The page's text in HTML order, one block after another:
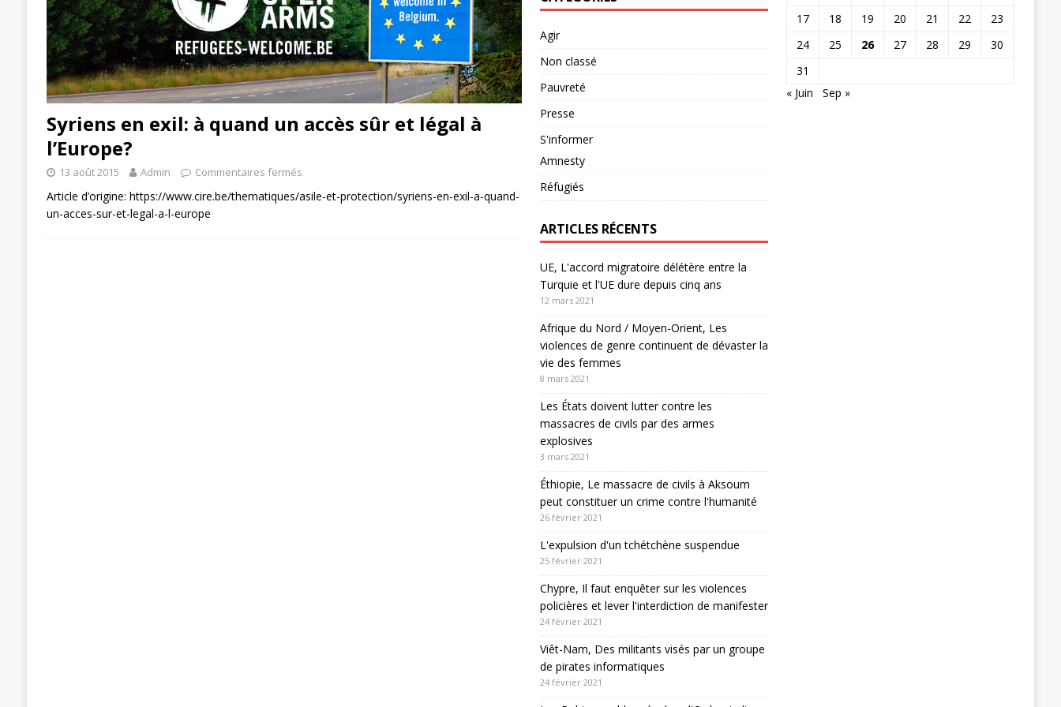
Syriens en exil: à quand un accès sûr et légal à
l’Europe?
13 août 2015 Admin Commentaires fermés
Article d’origine: https://www.cire.be/thematiques/asile-et-protection/syriens-en-exil-a-quand-
un-acces-sur-et-legal-a-l-europe
Agir
Non classé
Pauvreté
Presse
S'informer
Amnesty
Réfugiés
ARTICLES RÉCENTS
UE, L'accord migratoire délétère entre la
Turquie et l'UE dure depuis cinq ans
12 mars 2021
Afrique du Nord / Moyen-Orient, Les
violences de genre continuent de dévaster la
vie des femmes
8 mars 2021
Les États doivent lutter contre les
massacres de civils par des armes
explosives
3 mars 2021
Éthiopie, Le massacre de civils à Aksoum
peut constituer un crime contre l'humanité
26 février 2021
L'expulsion d'un tchétchène suspendue
25 février 2021
Chypre, Il faut enquêter sur les violences
policières et lever l'interdiction de manifester
24 février 2021
Viêt-Nam, Des militants visés par un groupe
de pirates informatiques
24 février 2021
17
18 19 20 21 22
23
24
25 26 27 28 29
30
31
« Juin
Sep »